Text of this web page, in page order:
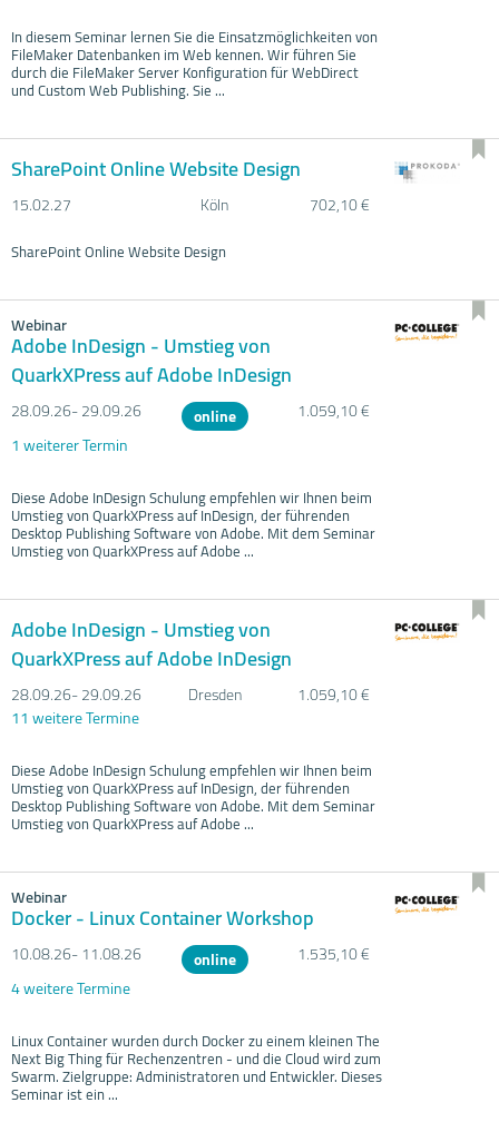
In diesem Seminar lernen Sie die Einsatzmöglichkeiten von
FileMaker Datenbanken im Web kennen. Wir führen Sie
durch die FileMaker Server Konfiguration für WebDirect
und Custom Web Publishing. Sie ...
SharePoint Online Website Design
15.02.27 Köln 702,10 €
SharePoint Online Website Design
Webinar
Adobe InDesign - Umstieg von
QuarkXPress auf Adobe InDesign
28.09.26- 29.09.26 online
1.059,10 €
1 weiterer Termin
Diese Adobe InDesign Schulung empfehlen wir Ihnen beim
Umstieg von QuarkXPress auf InDesign, der führenden
Desktop Publishing Software von Adobe. Mit dem Seminar
Umstieg von QuarkXPress auf Adobe ...
Adobe InDesign - Umstieg von
QuarkXPress auf Adobe InDesign
28.09.26- 29.09.26 Dresden
1.059,10 €
11 weitere Termine
Diese Adobe InDesign Schulung empfehlen wir Ihnen beim
Umstieg von QuarkXPress auf InDesign, der führenden
Desktop Publishing Software von Adobe. Mit dem Seminar
Umstieg von QuarkXPress auf Adobe ...
Webinar
Docker - Linux Container Workshop
10.08.26- 11.08.26 online
1.535,10 €
4 weitere Termine
Linux Container wurden durch Docker zu einem kleinen The
Next Big Thing für Rechenzentren - und die Cloud wird zum
Swarm. Zielgruppe: Administratoren und Entwickler. Dieses
Seminar ist ein ...